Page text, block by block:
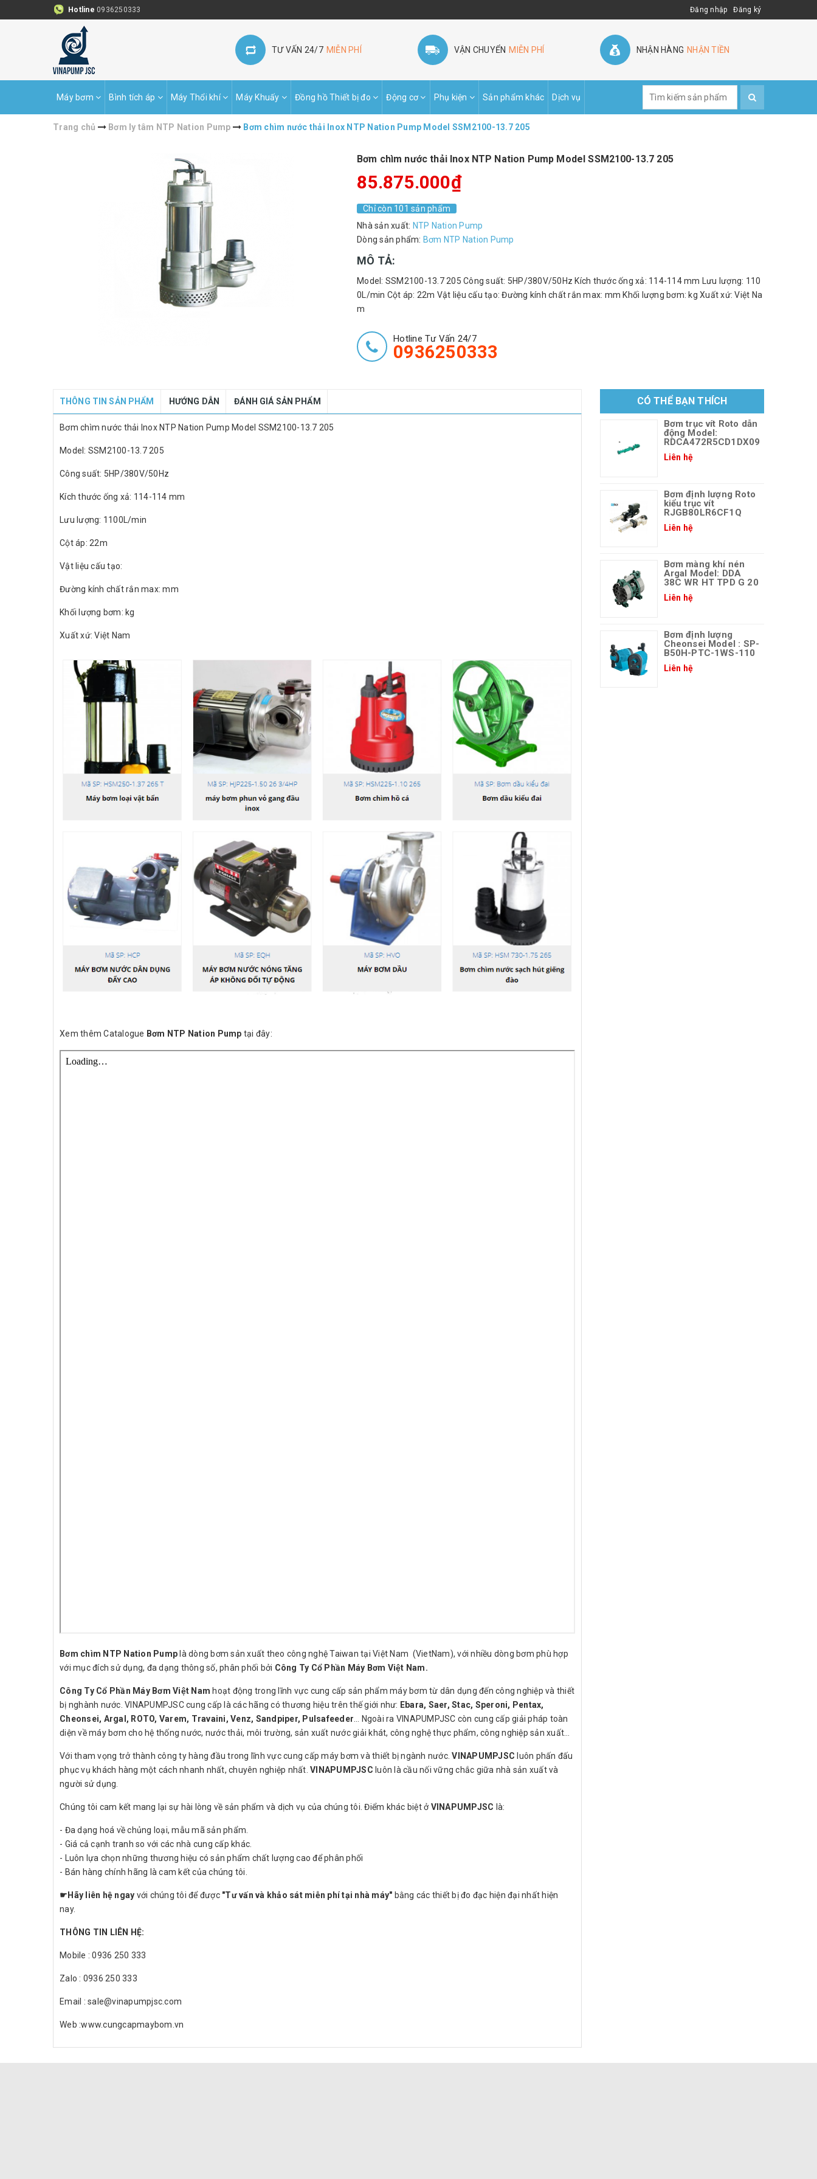
Hotline 0936250333 Đăng nhập Đăng ký
TƯ VẤN 24/7 MIỄN PHÍ VẬN CHUYỂN MIỄN PHÍ NHẬN HÀNG NHẬN TIỀN
Máy bơm Bình tích áp Máy Thổi khí Máy Khuấy Đồng hồ Thiết bị đo Động cơ Phụ kiện Sản phẩm khác Dịch vụ
Trang chủ Bơm ly tâm NTP Nation Pump Bơm chìm nước thải Inox NTP Nation Pump Model SSM2100-13.7 205
Bơm chìm nước thải Inox NTP Nation Pump Model SSM2100-13.7 205
85.875.000₫
Chỉ còn 101 sản phẩm
Nhà sản xuất: NTP Nation Pump
Dòng sản phẩm: Bơm NTP Nation Pump
MÔ TẢ:
Model: SSM2100-13.7 205 Công suất: 5HP/380V/50Hz Kích thước ống xả: 114-114 mm Lưu lượng: 110
0L/min Cột áp: 22m Vật liệu cấu tạo: Đường kính chất rắn max: mm Khối lượng bơm: kg Xuất xứ: Việt Na
m
Hotline Tư Vấn 24/7
0936250333
THÔNG TIN SẢN PHẨM HƯỚNG DẪN ĐÁNH GIÁ SẢN PHẨM
Bơm chìm nước thải Inox NTP Nation Pump Model SSM2100-13.7 205
Model: SSM2100-13.7 205
Công suất: 5HP/380V/50Hz
Kích thước ống xả: 114-114 mm
Lưu lượng: 1100L/min
Cột áp: 22m
Vật liệu cấu tạo:
Đường kính chất rắn max: mm
Khối lượng bơm: kg
Xuất xứ: Việt Nam
Xem thêm Catalogue Bơm NTP Nation Pump tại đây:
Bơm chìm NTP Nation Pump là dòng bơm sản xuất theo công nghệ Taiwan tại Việt Nam (VietNam), với nhiều dòng bơm phù hợp
với mục đích sử dụng, đa dạng thông số, phân phối bởi Công Ty Cổ Phần Máy Bơm Việt Nam.
Công Ty Cổ Phần Máy Bơm Việt Nam hoạt động trong lĩnh vực cung cấp sản phẩm máy bơm từ dân dụng đến công nghiệp và thiết
bị nghành nước. VINAPUMPJSC cung cấp là các hãng có thương hiệu trên thế giới như: Ebara, Saer, Stac, Speroni, Pentax,
Cheonsei, Argal, ROTO, Varem, Travaini, Venz, Sandpiper, Pulsafeeder… Ngoài ra VINAPUMPJSC còn cung cấp giải pháp toàn
diện về máy bơm cho hệ thống nước, nước thải, môi trường, sản xuất nước giải khát, công nghệ thực phẩm, công nghiệp sản xuất…
Với tham vọng trở thành công ty hàng đầu trong lĩnh vực cung cấp máy bơm và thiết bị ngành nước.VINAPUMPJSC luôn phấn đấu
phục vụ khách hàng một cách nhanh nhất, chuyên nghiệp nhất. VINAPUMPJSC luôn là cầu nối vững chắc giữa nhà sản xuất và
người sử dụng.
Chúng tôi cam kết mang lại sự hài lòng về sản phẩm và dịch vụ của chúng tôi. Điểm khác biệt ởVINAPUMPJSC là:
- Đa dạng hoá về chủng loại, mẫu mã sản phẩm.
- Giá cả cạnh tranh so với các nhà cung cấp khác.
- Luôn lựa chọn những thương hiệu có sản phẩm chất lượng cao để phân phối
- Bán hàng chính hãng là cam kết của chúng tôi.
☛ Hãy liên hệ ngay với chúng tôi để được "Tư vấn và khảo sát miễn phí tại nhà máy" bằng các thiết bị đo đạc hiện đại nhất hiện
nay.
THÔNG TIN LIÊN HỆ:
Mobile : 0936 250 333
Zalo : 0936 250 333
Email : sale@vinapumpjsc.com
Web :www.cungcapmaybom.vn
CÓ THỂ BẠN THÍCH
Bơm trục vít Roto dẫn
động Model:
RDCA472R5CD1DX09
Liên hệ
Bơm định lượng Roto
kiểu trục vít
RJGB80LR6CF1Q
Liên hệ
Bơm màng khí nén
Argal Model: DDA
38C WR HT TPD G 20
Liên hệ
Bơm định lượng
Cheonsei Model : SP-
B50H-PTC-1WS-110
Liên hệ